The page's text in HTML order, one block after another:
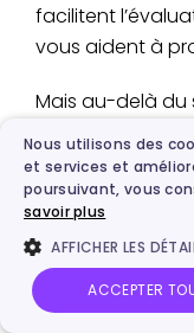
facilitent
vous aident à
Mais au-delà du
permettent de
votre choix,
d’entrer un
et l’outil génère
Que ce soit
Nous utilisons des
et services et
poursuivant, vous
savoir plus
AFFICHER LES
ACCEPTER